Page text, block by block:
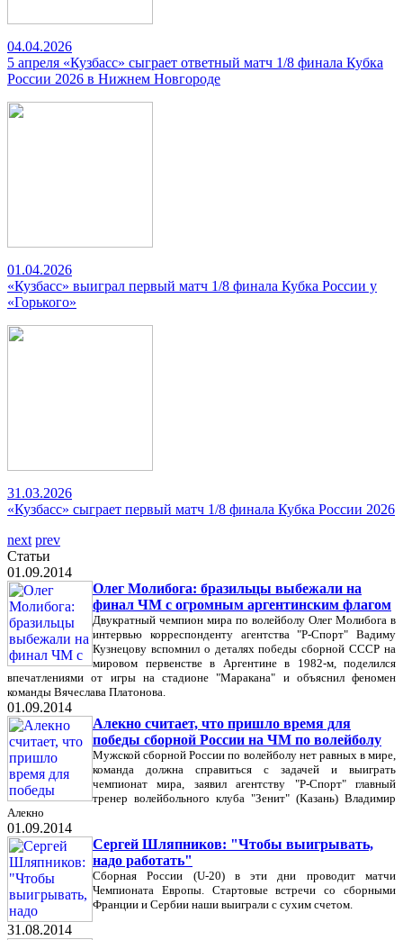
04.04.2026
5 апреля «Кузбасс» сыграет ответный матч 1/8 финала Кубка
России 2026 в Нижнем Новгороде
01.04.2026
«Кузбасс» выиграл первый матч 1/8 финала Кубка России у
«Горького»
31.03.2026
«Кузбасс» сыграет первый матч 1/8 финала Кубка России 2026
next prev
Статьи
01.09.2014
Олег Молибога: бразильцы выбежали на
финал ЧМ с огромным аргентинским флагом
Двукратный чемпион мира по волейболу Олег Молибога в
интервью корреспонденту агентства "Р-Спорт" Вадиму
Кузнецову вспомнил о деталях победы сборной СССР на
мировом первенстве в Аргентине в 1982-м, поделился
впечатлениями от игры на стадионе "Маракана" и объяснил феномен
команды Вячеслава Платонова.
01.09.2014
Алекно считает, что пришло время для
победы сборной России на ЧМ по волейболу
Мужской сборной России по волейболу нет равных в мире,
команда должна справиться с задачей и выиграть
чемпионат мира, заявил агентству "Р-Спорт" главный
тренер волейбольного клуба "Зенит" (Казань) Владимир
Алекно
01.09.2014
Сергей Шляпников: "Чтобы выигрывать,
надо работать"
Сборная России (U-20) в эти дни проводит матчи
Чемпионата Европы. Стартовые встречи со сборными
Франции и Сербии наши выиграли с сухим счетом.
31.08.2014